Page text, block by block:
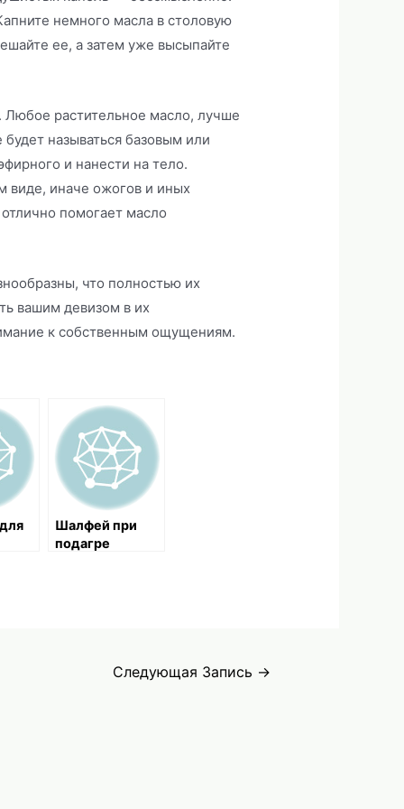
немного масла в столовую
ее, а затем уже высыпайте
Любое растительное масло, лучше
называться базовым или
и нанести на тело.
виде, иначе ожогов и иных
помогает масло
что полностью их
вашим девизом в их
к собственным ощущениям.
Шалфей при
подагре
Следующая Запись →